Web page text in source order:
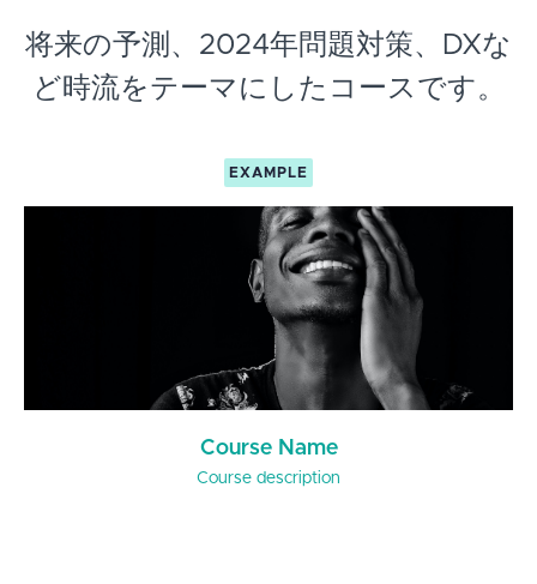
将来の予測、2024年問題対策、DXな
ど時流をテーマにしたコースです。
EXAMPLE
Course Name
Course description